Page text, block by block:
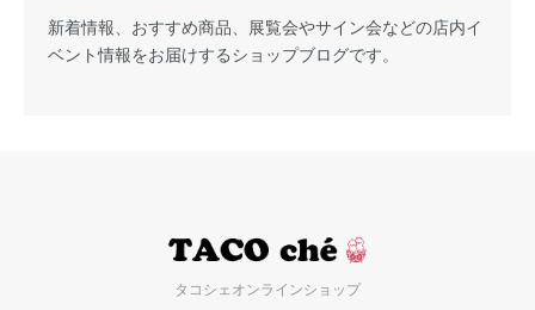
新着情報、おすすめ商品、展覧会やサイン会などの店内イ
ベント情報をお届けするショップブログです。
タコシェオンラインショップ